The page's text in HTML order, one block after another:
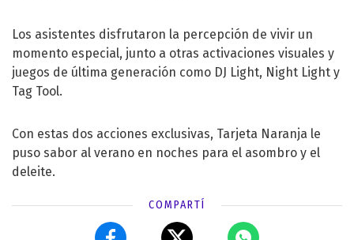
Los asistentes disfrutaron la percepción de vivir un
momento especial, junto a otras activaciones visuales y
juegos de última generación como DJ Light, Night Light y
Tag Tool.
Con estas dos acciones exclusivas, Tarjeta Naranja le
puso sabor al verano en noches para el asombro y el
deleite.
COMPARTÍ